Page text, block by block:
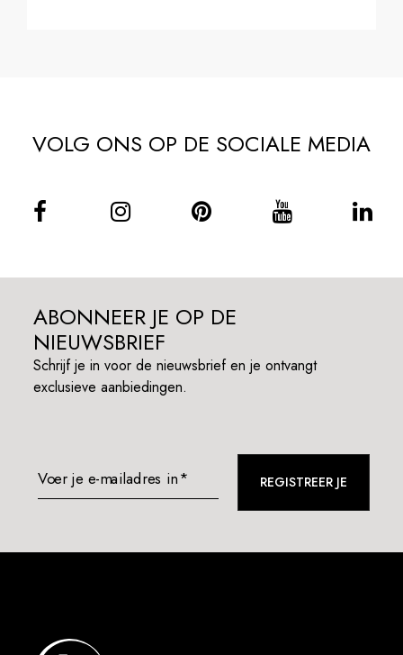
VOLG ONS OP DE SOCIALE MEDIA
ABONNEER JE OP DE
NIEUWSBRIEF
Schrijf je in voor de nieuwsbrief en je ontvangt
exclusieve aanbiedingen.
Voer je e-mailadres in* REGISTREER JE